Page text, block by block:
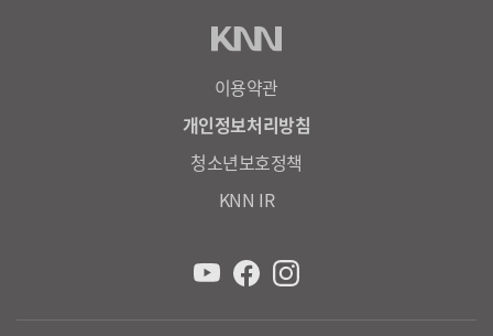
이용약관
개인정보처리방침
청소년보호정책
KNN IR